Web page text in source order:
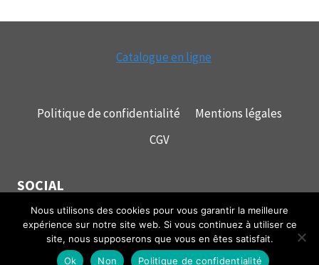
Catalogue en ligne
Politique de confidentialité
Mentions légales
CGV
SOCIAL
© 2026 mecagrip
Nous utilisons des cookies pour vous garantir la meilleure
expérience sur notre site web. Si vous continuez à utiliser ce
site, nous supposerons que vous en êtes satisfait.
Ok
Non Politique de confidentialité